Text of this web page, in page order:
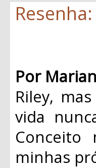
Por
Riley,
vida
minhas